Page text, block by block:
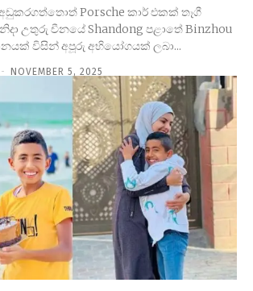
Porsche කාර් එකක් තෑගී
උතුරු චීනයේ Shandong පළාතේ Binzhou
විසින් අපූරු අභියෝගයක් ලබා...
- NOVEMBER 5, 2025